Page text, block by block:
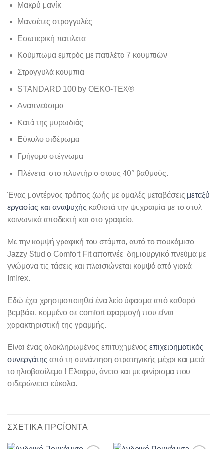
Μακρύ μανίκι
Μανσέτες στρογγυλές
Εσωτερική πατιλέτα
Κούμπωμα εμπρός με πατιλέτα 7 κουμπιών
Στρογγυλά κουμπιά
STANDARD 100 by OEKO-TEX®
Αναπνεύσιμο
Κατά της μυρωδιάς
Εύκολο σιδέρωμα
Γρήγορο στέγνωμα
Πλένεται στο πλυντήριο στους 40° βαθμούς.
Ένας μοντέρνος τρόπος ζωής με ομαλές μεταβάσεις μεταξύ
εργασίας και αναψυχής καθιστά την ψυχραιμία με το στυλ
κοινωνικά αποδεκτή και στο γραφείο.
Με την κομψή γραφική του στάμπα, αυτό το πουκάμισο
Jazzy Studio Comfort Fit αποπνέει δημιουργικό πνεύμα με
γνώμονα τις τάσεις και πλαισιώνεται κομψά από γιακά
Imirex.
Εδώ έχει χρησιμοποιηθεί ένα λείο ύφασμα από καθαρό
βαμβάκι, κομμένο σε comfort εφαρμογή που είναι
χαρακτηριστική της γραμμής.
Είναι ένας ολοκληρωμένος επιτυχημένος επιχειρηματικός
συνεργάτης από τη συνάντηση στρατηγικής μέχρι και μετά
το ηλιοβασίλεμα ! Ελαφρύ, άνετο και με φινίρισμα που
σιδερώνεται εύκολα.
ΣΧΕΤΙΚΆ ΠΡΟΪΌΝΤΑ